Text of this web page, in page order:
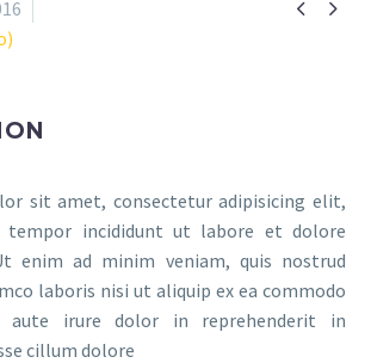
 
sit amet, consectetur adipisicing elit,
tempor incididunt ut labore et dolore
enim ad minim veniam, quis nostrud
laboris nisi ut aliquip ex ea commodo
aute irure dolor in reprehenderit in
cillum dolore